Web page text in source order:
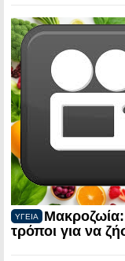
ΥΓΕΙΑ
Μακροζωία:
τρόποι για να